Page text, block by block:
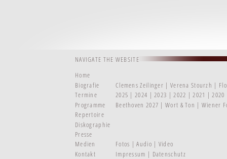
NAVIGATE THE WEBSITE
Home
Biografie
Clemens Zeilinger Verena Stourzh
Termine
2025 2024 2023 2022 2021
2020
Programme
Beethoven 2027 Wort & Ton
Wiener
Repertoire
Diskographie
Presse
Medien
Fotos Audio
Video
Kontakt
Impressum Datenschutz